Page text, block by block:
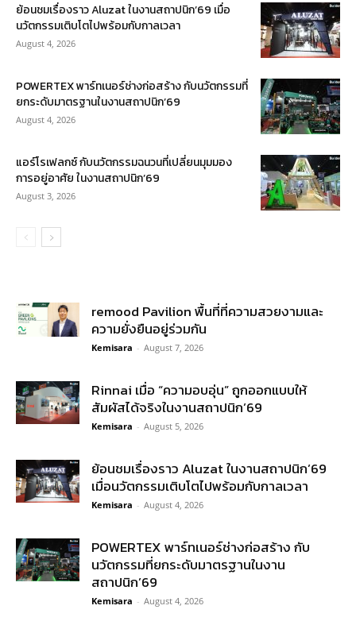
ย้อนชมเรื่องราว Aluzat ในงานสถาปนิก’69 เมื่อ
นวัตกรรมเติบโตไปพร้อมกับกาลเวลา
August 4, 2026
POWERTEX พาร์ทเนอร์ช่างก่อสร้าง กับนวัตกรรมที่
ยกระดับมาตรฐานในงานสถาปนิก’69
August 4, 2026
แอร์โรเฟลกซ์ กับนวัตกรรมฉนวนที่เปลี่ยนมุมมอง
การอยู่อาศัย ในงานสถาปนิก’69
August 3, 2026
remood Pavilion พื้นที่ที่ความสวยงามและ
ความยั่งยืนอยู่ร่วมกัน
Kemisara - August 7, 2026
Rinnai เมื่อ “ความอบอุ่น” ถูกออกแบบให้
สัมผัสได้จริงในงานสถาปนิก’69
Kemisara - August 5, 2026
ย้อนชมเรื่องราว Aluzat ในงานสถาปนิก’69
เมื่อนวัตกรรมเติบโตไปพร้อมกับกาลเวลา
Kemisara - August 4, 2026
POWERTEX พาร์ทเนอร์ช่างก่อสร้าง กับ
นวัตกรรมที่ยกระดับมาตรฐานในงาน
สถาปนิก’69
Kemisara - August 4, 2026